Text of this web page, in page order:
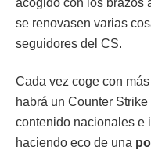
se renovasen varias
seguidores del CS.
Cada vez coge con
habrá un Counter
contenido nacionales e
haciendo eco de una